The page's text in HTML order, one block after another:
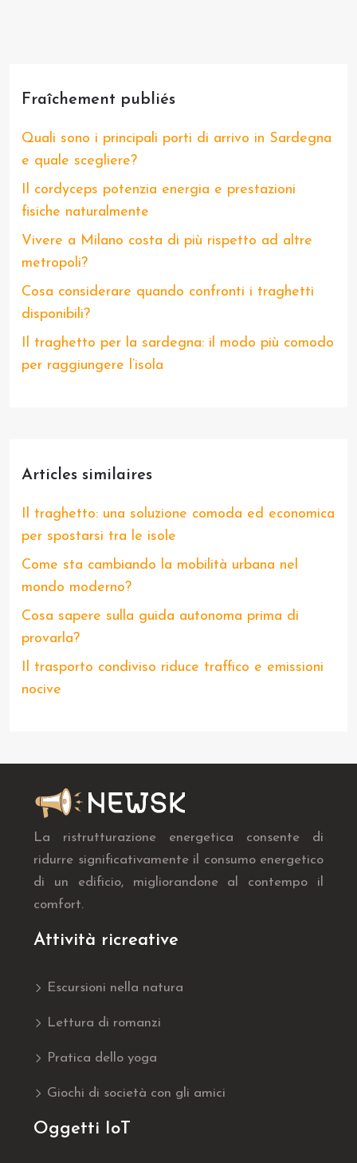
Fraîchement publiés
Quali sono i principali porti di arrivo in Sardegna
e quale scegliere?
Il cordyceps potenzia energia e prestazioni
fisiche naturalmente
Vivere a Milano costa di più rispetto ad altre
metropoli?
Cosa considerare quando confronti i traghetti
disponibili?
Il traghetto per la sardegna: il modo più comodo
per raggiungere l’isola
Articles similaires
Il traghetto: una soluzione comoda ed economica
per spostarsi tra le isole
Come sta cambiando la mobilità urbana nel
mondo moderno?
Cosa sapere sulla guida autonoma prima di
provarla?
Il trasporto condiviso riduce traffico e emissioni
nocive
La ristrutturazione energetica consente di
ridurre significativamente il consumo energetico
di un edificio, migliorandone al contempo il
comfort.
Attività ricreative
Escursioni nella natura
Lettura di romanzi
Pratica dello yoga
Giochi di società con gli amici
Oggetti IoT